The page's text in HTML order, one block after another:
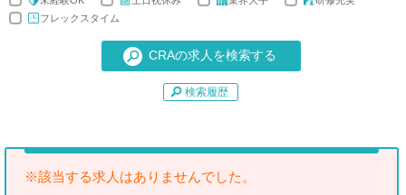
フレックスタイム
検索履歴
※該当する求人はありませんでした。